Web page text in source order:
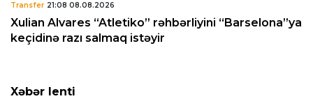
Transfer 21:08 08.08.2026
Xulian Alvares “Atletiko” rəhbərliyini “Barselona”ya
keçidinə razı salmaq istəyir
Xəbər lenti